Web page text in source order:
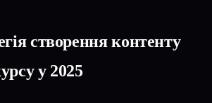
створення контенту
у 2025